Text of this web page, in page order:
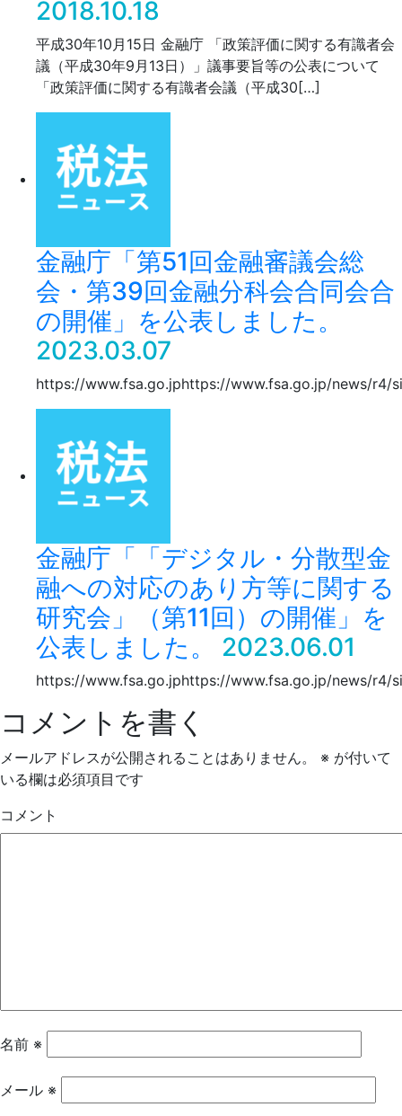
2018.10.18
平成30年10月15日 金融庁 「政策評価に関する有識者会
議（平成30年9月13日）」議事要旨等の公表について
「政策評価に関する有識者会議（平成30[…]
金融庁「第51回金融審議会総
会・第39回金融分科会合同会合
の開催」を公表しました。
2023.03.07
https://www.fsa.go.jphttps://www.fsa.go.jp/news/
金融庁「「デジタル・分散型金
融への対応のあり方等に関する
研究会」（第11回）の開催」を
公表しました。
2023.06.01
https://www.fsa.go.jphttps://www.fsa.go.jp/news/
コメントを書く
メールアドレスが公開されることはありません。 ※ が付いて
いる欄は必須項目です
コメント
名前 ※
メール ※